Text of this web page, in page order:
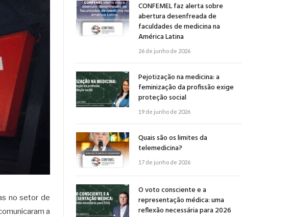
no setor de
a
CONFEMEL faz alerta sobre
abertura desenfreada de
faculdades de medicina na
América Latina
26 de junho de 2026
Pejotização na medicina: a
feminização da profissão exige
proteção social
19 de junho de 2026
Quais são os limites da
telemedicina?
17 de junho de 2026
O voto consciente e a
representação médica: uma
reflexão necessária para 2026